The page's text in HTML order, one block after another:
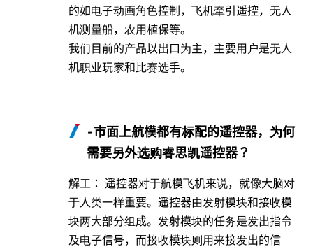
的如电子动画角色控制，飞机牵引遥控，无人
机测量船，农用植保等。
我们目前的产品以出口为主，主要用户是无人
机职业玩家和比赛选手。
-市面上航模都有标配的遥控器，为何
需要另外选购睿思凯遥控器？
解工： 遥控器对于航模飞机来说，就像大脑对
于人类一样重要。遥控器由发射模块和接收模
块两大部分组成。发射模块的任务是发出指令
及电子信号，而接收模块则用来接发出的信